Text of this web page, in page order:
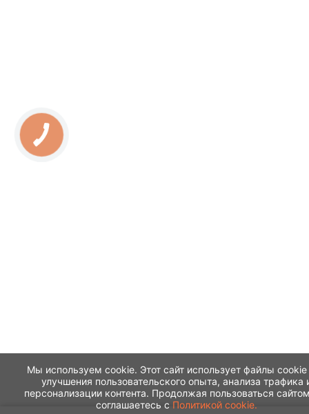
Мы используем cookie. Этот сайт использует файлы cookie
улучшения пользовательского опыта, анализа трафика
персонализации контента. Продолжая пользоваться
соглашаетесь с Политикой cookie.